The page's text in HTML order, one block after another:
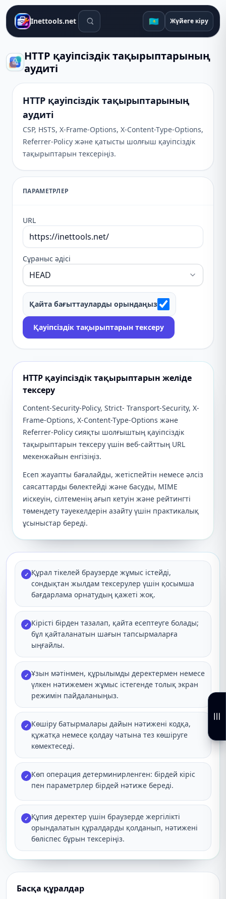
Inettools.net Іздеу құралдары 🇰🇿 Жүйеге кіру
HTTP қауіпсіздік тақырыптарының
аудиті
HTTP қауіпсіздік тақырыптарының
аудиті
CSP, HSTS, X-Frame-Options, X-Content-Type-Options,
Referrer-Policy және қатысты шолғыш қауіпсіздік
тақырыптарын тексеріңіз.
ПАРАМЕТРЛЕР
URL
Сұраныс әдісі
Қайта бағыттауларды орындаңыз
Қауіпсіздік тақырыптарын тексеру
HTTP қауіпсіздік тақырыптарын желіде
тексеру
Content-Security-Policy, Strict- Transport-Security, X-
Frame-Options, X-Content-Type-Options және
Referrer-Policy сияқты шолғыштың қауіпсіздік
тақырыптарын тексеру үшін веб-сайттың URL
мекенжайын енгізіңіз.
Есеп жауапты бағалайды, жетіспейтін немесе әлсіз
саясаттарды бөлектейді және басуды, MIME
иіскеуін, сілтеменің ағып кетуін және рейтингті
төмендету тәуекелдерін азайту үшін практикалық
ұсыныстар береді.
✓ Құрал тікелей браузерде жұмыс істейді,
сондықтан жылдам тексерулер үшін қосымша
бағдарлама орнатудың қажеті жоқ.
✓ Кірісті бірден тазалап, қайта есептеуге болады;
бұл қайталанатын шағын тапсырмаларға
ыңғайлы.
✓ Ұзын мәтінмен, құрылымды деректермен немесе
үлкен нәтижемен жұмыс істегенде толық экран
режимін пайдаланыңыз.
✓ Көшіру батырмалары дайын нәтижені кодқа,
құжатқа немесе қолдау чатына тез көшіруге
көмектеседі.
✓ Көп операция детерминирленген: бірдей кіріс
пен параметрлер бірдей нәтиже береді.
✓ Құпия деректер үшін браузерде жергілікті
орындалатын құралдарды қолданып, нәтижені
бөліспес бұрын тексеріңіз.
Басқа құралдар